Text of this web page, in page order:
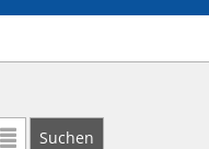
mit Platzhalter "*", Bsp.
Suchen